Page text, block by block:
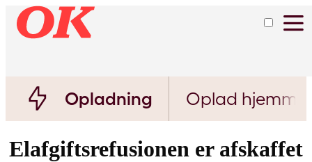
Opladning Oplad hjemme
Elafgiftsrefusionen er afskaffet